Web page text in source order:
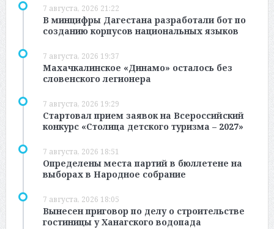
7 августа, 2026 21:22
В минцифры Дагестана разработали бот по
созданию корпусов национальных языков
7 августа, 2026 19:37
Махачкалинское «Динамо» осталось без
словенского легионера
7 августа, 2026 19:29
Стартовал прием заявок на Всероссийский
конкурс «Столица детского туризма – 2027»
7 августа, 2026 18:51
Определены места партий в бюллетене на
выборах в Народное собрание
7 августа, 2026 18:05
Вынесен приговор по делу о строительстве
гостиницы у Ханагского водопада